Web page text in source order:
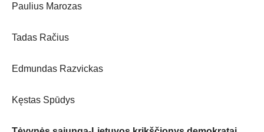
Paulius Marozas
Tadas Račius
Edmundas Razvickas
Kęstas Spūdys